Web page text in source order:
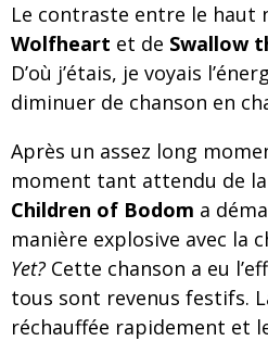
Le contraste entre le haut
Wolfheart et de Swallow
D’où j’étais, je voyais
diminuer de chanson en
Après un assez long
moment tant attendu de
Children of Bodom a
manière explosive avec la
Yet? Cette chanson a eu
tous sont revenus festifs.
réchauffée rapidement et